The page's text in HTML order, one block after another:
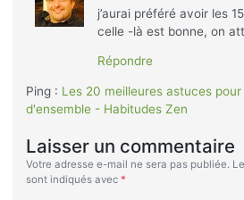
j’aurai préféré avoir les
celle -là est bonne, on
Répondre
Ping : Les 20 meilleures astuces
d'ensemble - Habitudes Zen
Laisser un commentaire
Votre adresse e-mail ne sera pas publiée.
sont indiqués avec *